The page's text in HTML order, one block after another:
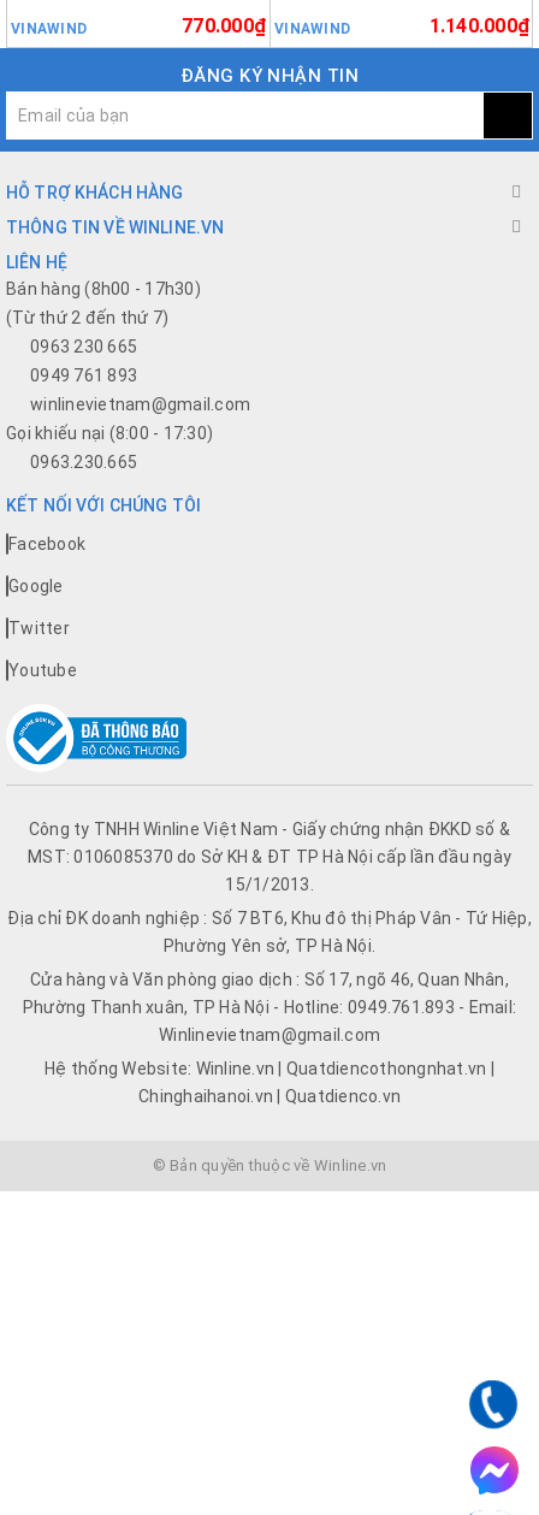
VINAWIND 770.000₫ VINAWIND 1.140.000₫
ĐĂNG KÝ NHẬN TIN
HỖ TRỢ KHÁCH HÀNG
THÔNG TIN VỀ WINLINE.VN
LIÊN HỆ
Bán hàng (8h00 - 17h30)
(Từ thứ 2 đến thứ 7)
0963 230 665
0949 761 893
winlinevietnam@gmail.com
Gọi khiếu nại (8:00 - 17:30)
0963.230.665
KẾT NỐI VỚI CHÚNG TÔI
Facebook
Google
Twitter
Youtube
Công ty TNHH Winline Việt Nam - Giấy chứng nhận ĐKKD số &
MST: 0106085370 do Sở KH & ĐT TP Hà Nội cấp lần đầu ngày
15/1/2013.
Địa chỉ ĐK doanh nghiệp : Số 7 BT6, Khu đô thị Pháp Vân - Tứ Hiệp,
Phường Yên sở, TP Hà Nội.
Cửa hàng và Văn phòng giao dịch : Số 17, ngõ 46, Quan Nhân,
Phường Thanh xuân, TP Hà Nội - Hotline: 0949.761.893 - Email:
Winlinevietnam@gmail.com
Hệ thống Website: Winline.vn | Quatdiencothongnhat.vn |
Chinghaihanoi.vn | Quatdienco.vn
© Bản quyền thuộc về Winline.vn